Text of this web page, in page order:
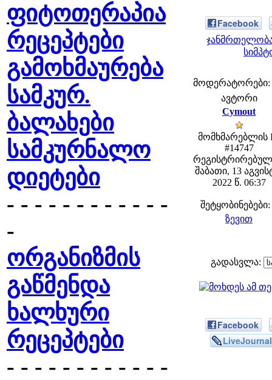
ფიტოთერაპია
რეცეპტები
გამოხმაურება
სამკურ.
ბალახები
სამკურნალო
დიეტები
- - - - - - - - - - - -
-
ორგანიზმის
გაწმენდა
ხალხური
რეცეპტები
- - - - - - - - - - - -
Facebook
მოდერატორები:
ავტორი
Cymout
მომხმარებლის
#14747
შაბათი, 13
2022 წ. 06:37
შეტყობინებები:
ზევით
გადასვლა:
Facebook
LiveJournal